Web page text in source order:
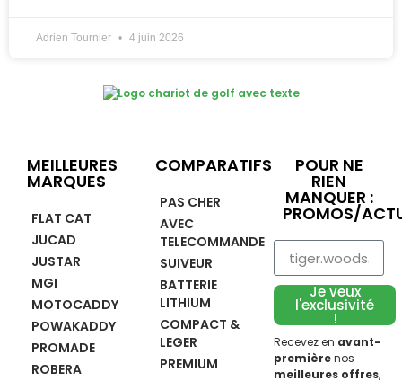
Adrien Tournier 4 juin 2026
MEILLEURES
MARQUES
FLAT CAT
JUCAD
JUSTAR
MGI
MOTOCADDY
POWAKADDY
PROMADE
ROBERA
COMPARATIFS
PAS CHER
AVEC
TELECOMMANDE
SUIVEUR
BATTERIE
LITHIUM
COMPACT &
LEGER
PREMIUM
POUR NE
RIEN
MANQUER :
PROMOS/
Je veux
l'exclusivité
!
Recevez en avant-
premièrenos
meilleures offres,